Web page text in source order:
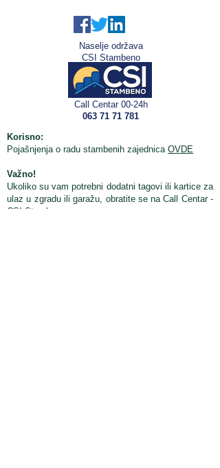
Naselje održava
CSI Stambeno
Call Centar 00-24h
063 71 71 781
Korisno:
Pojašnjenja o radu stambenih zajednica OVDE
Važno!
Ukoliko su vam potrebni dodatni tagovi ili kartice za
ulaz u zgradu ili garažu, obratite se na Call Centar -
CSI Stambeno